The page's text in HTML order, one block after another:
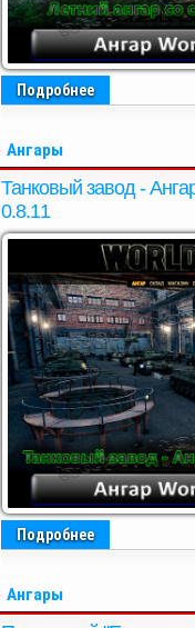
Подробнее
Ангары
Танковый завод -
0.8.11
Подробнее
Ангары